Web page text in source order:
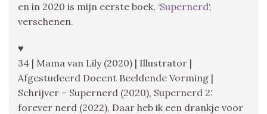
en in 2020 is mijn eerste boek, ‘Supernerd‘,
verschenen.
♥
34 | Mama van Lily (2020) | Illustrator |
Afgestudeerd Docent Beeldende Vorming |
Schrijver – Supernerd (2020), Supernerd 2:
forever nerd (2022), Daar heb ik een drankje voor